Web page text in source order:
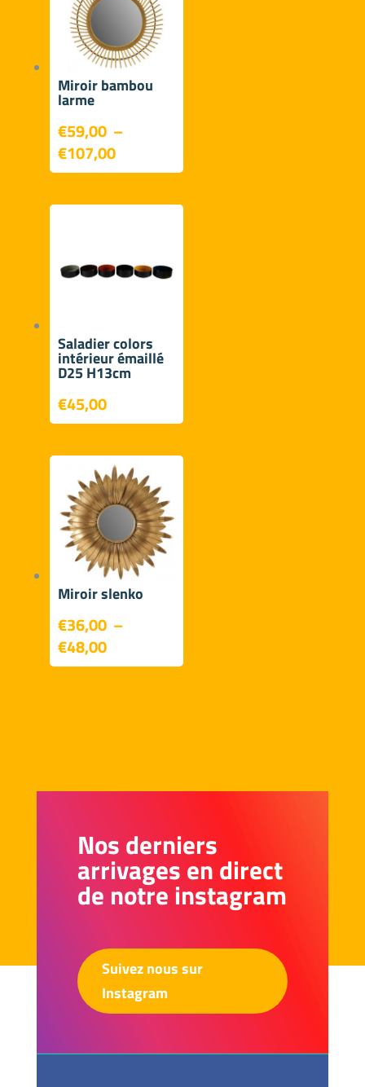
Miroir bambou
larme
€59,00 –
€107,00Plage
de
€107,00
Saladier colors
intérieur émaillé
D25 H13cm
€45,00
Miroir slenko
€36,00 –
€48,00Plage
de
Nos derniers
arrivages en direct
de notre instagram
Suivez nous sur
Instagram